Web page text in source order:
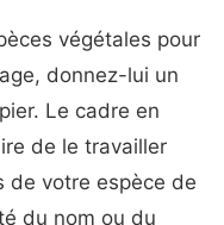
végétales pour
donnez-lui un
Le cadre en
de le travailler
de votre espèce de
du nom ou du